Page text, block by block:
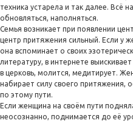
техника устарела и так далее. Всё
обновляться, наполняться.
Семья возникает при появлении
центр притяжения сильный. Если у
она вспоминает о своих
литературу, в интернете
в церковь, молится, медитирует.
набирает силу своего притяжения,
по этому пути.
Если женщина на своём пути
неосознанно, поднимается до её